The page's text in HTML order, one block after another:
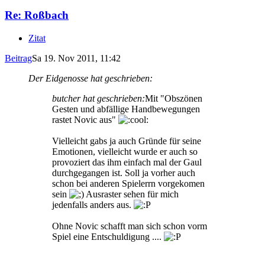
Re: Roßbach
Zitat
BeitragSa 19. Nov 2011, 11:42
Der Eidgenosse hat geschrieben:
butcher hat geschrieben:Mit "Obszönen
Gesten und abfällige Handbewegungen
rastet Novic aus"
Vielleicht gabs ja auch Gründe für seine
Emotionen, vielleicht wurde er auch so
provoziert das ihm einfach mal der Gaul
durchgegangen ist. Soll ja vorher auch
schon bei anderen Spielerrn vorgekomen
sein
Ausraster sehen für mich
jedenfalls anders aus.
Ohne Novic schafft man sich schon vorm
Spiel eine Entschuldigung ....